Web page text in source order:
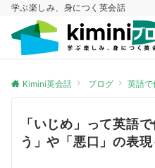
学ぶ楽しみ、身につく英会話
Kimini英会話 ブログ 英語で
「いじめ」って英語
う」や「悪口」の表現